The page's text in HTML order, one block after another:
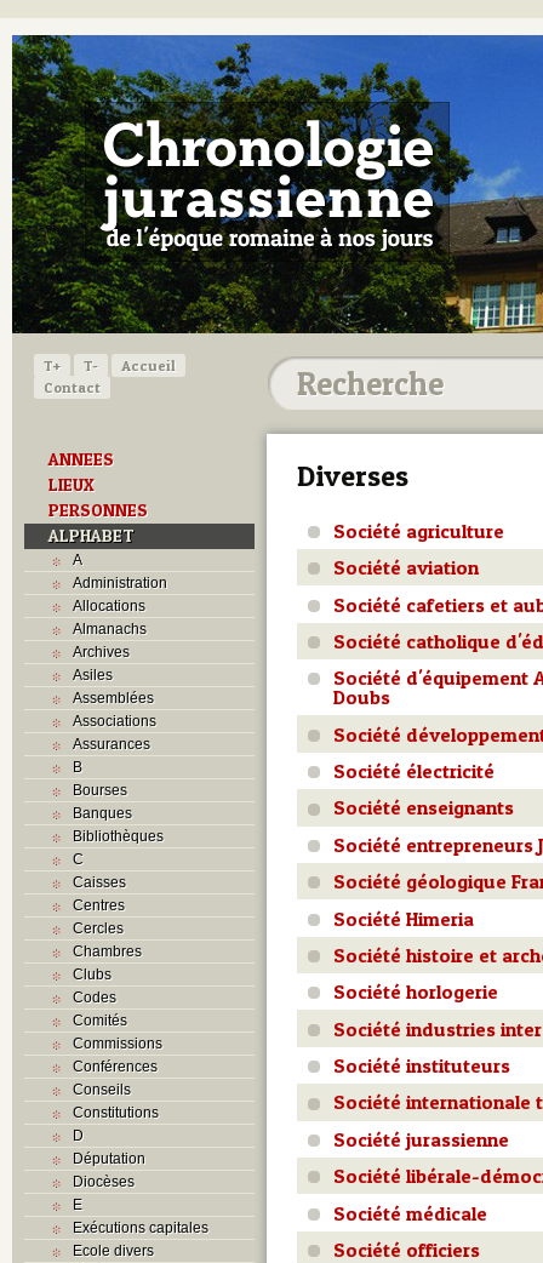
T+ T-
Accueil
Contact
ANNEES
LIEUX
PERSONNES
ALPHABET
A
Administration
Allocations
Almanachs
Archives
Asiles
Assemblées
Associations
Assurances
B
Bourses
Banques
Bibliothèques
C
Caisses
Centres
Cercles
Chambres
Clubs
Codes
Comités
Commissions
Conférences
Conseils
Constitutions
D
Députation
Diocèses
E
Exécutions capitales
Ecole divers
Diverses
Société agriculture
Société aviation
Société cafetiers et
Société catholique
Société d'équipement
Doubs
Société
Société électricité
Société enseignants
Société entrepreneurs
Société géologique
Société Himeria
Société histoire et
Société horlogerie
Société industries
Société instituteurs
Société internationale
Société jurassienne
Société libérale-
Société médicale
Société officiers